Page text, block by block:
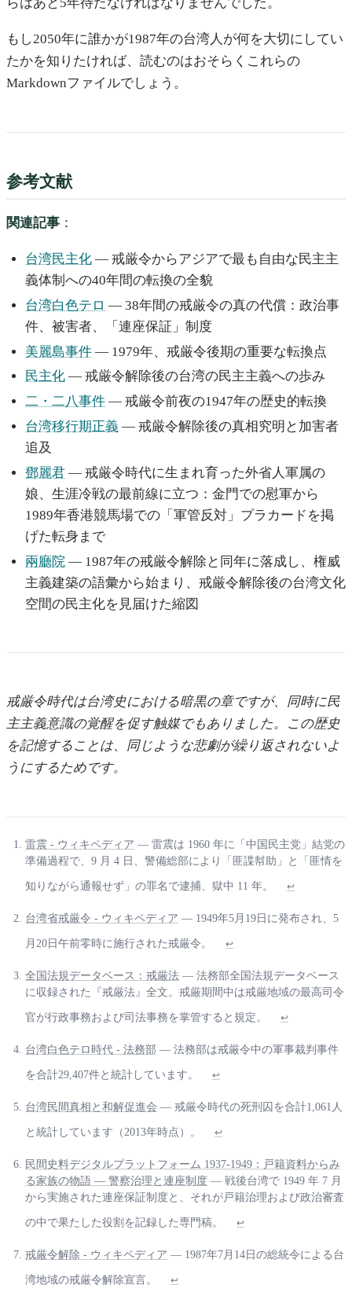
らはあと5年待たなければなりませんでした。
もし2050年に誰かが1987年の台湾人が何を大切にしてい
たかを知りたければ、読むのはおそらくこれらの
Markdownファイルでしょう。
参考文献
関連記事 ：
台湾民主化 — 戒厳令からアジアで最も自由な民主主
義体制への40年間の転換の全貌
台湾白色テロ — 38年間の戒厳令の真の代償：政治事
件、被害者、「連座保証」制度
美麗島事件 — 1979年、戒厳令後期の重要な転換点
民主化 — 戒厳令解除後の台湾の民主主義への歩み
二・二八事件 — 戒厳令前夜の1947年の歴史的転換
台湾移行期正義 — 戒厳令解除後の真相究明と加害者
追及
鄧麗君 — 戒厳令時代に生まれ育った外省人軍属の
娘、生涯冷戦の最前線に立つ：金門での慰軍から
1989年香港競馬場での「軍管反対」プラカードを掲
げた転身まで
兩廳院 — 1987年の戒厳令解除と同年に落成し、権威
主義建築の語彙から始まり、戒厳令解除後の台湾文化
空間の民主化を見届けた縮図
戒厳令時代は台湾史における暗黒の章ですが、同時に民
主主義意識の覚醒を促す触媒でもありました。この歴史
を記憶することは、同じような悲劇が繰り返されないよ
うにするためです。
雷震 - ウィキペディア — 雷震は 1960 年に「中国民主党」結党の
準備過程で、9 月 4 日、警備総部により「匪諜幇助」と「匪情を
知りながら通報せず」の罪名で逮捕、獄中 11 年。 ↩
台湾省戒厳令 - ウィキペディア — 1949年5月19日に発布され、5
月20日午前零時に施行された戒厳令。 ↩
全国法規データベース：戒厳法 — 法務部全国法規データベース
に収録された『戒厳法』全文。戒厳期間中は戒厳地域の最高司令
官が行政事務および司法事務を掌管すると規定。 ↩
台湾白色テロ時代 - 法務部 — 法務部は戒厳令中の軍事裁判事件
を合計29,407件と統計しています。 ↩
台湾民間真相と和解促進会 — 戒厳令時代の死刑囚を合計1,061人
と統計しています（2013年時点）。 ↩
民間史料デジタルプラットフォーム 1937-1949：戸籍資料からみ
る家族の物語 — 警察治理と連座制度 — 戦後台湾で 1949 年 7 月
から実施された連座保証制度と、それが戸籍治理および政治審査
の中で果たした役割を記録した専門稿。 ↩
戒厳令解除 - ウィキペディア — 1987年7月14日の総統令による台
湾地域の戒厳令解除宣言。 ↩